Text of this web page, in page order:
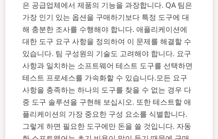
은 공급업체에서 제품의 기능을 과장합니다. QA 팀은
가장 인기 있는 옵션을 구매하기보다 특정 도구에 대
해 충분한 조사를 수행해야 합니다. 애플리케이션에
대한 도구 요구 사항을 정의하여 이 문제를 해결할 수
있습니다. 팀 구성원의 기술도 고려해야 합니다. 요구
사항과 일치하는 소프트웨어 테스트 도구를 선택하면
테스트 프로세스를 가속화할 수 있습니다.모든 요구
사항을 충족하는 하나의 도구를 찾을 수 없는 경우 다
중 도구 솔루션을 구현해 보십시오. 또한 테스트할 애
플리케이션의 가장 중요한 구성 요소를 식별합니다.
그렇게 하면 필요한 도구에만 돈을 쓸 것입니다. 자동